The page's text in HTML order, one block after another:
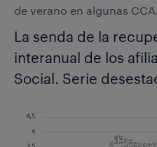
de verano en algunas
La senda de la
interanual de los
Social. Serie